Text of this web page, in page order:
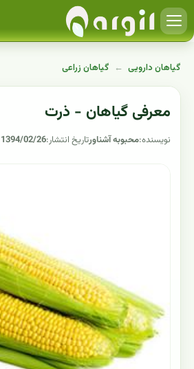
گیاهان دارویی ← گیاهان زراعی
معرفی گیاهان - ذرت
نویسنده:محبوبه آشناورتاریخ انتشار:1394/02/26